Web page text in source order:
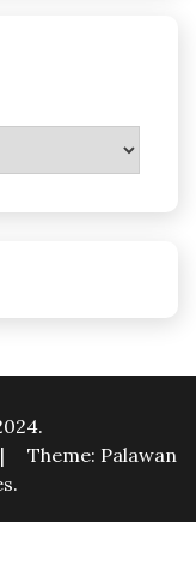
|
Theme: Palawan
.